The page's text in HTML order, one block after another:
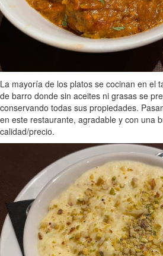
La mayoría de los platos se cocinan en el
de barro donde sin aceites ni grasas se
conservando todas sus propiedades.
en este restaurante, agradable y con una
calidad/precio.